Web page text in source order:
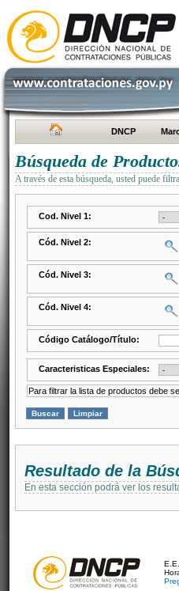
DNCP
Búsqueda de
A través de esta búsqueda, usted puede
Cod. Nivel 1:
Cód. Nivel 2:
Cód. Nivel 3:
Cód. Nivel 4:
Código Catálogo/Título:
Caracteristicas Especiales:
Para filtrar la lista de productos debe
Resultado de la
En esta sección podrá ver los